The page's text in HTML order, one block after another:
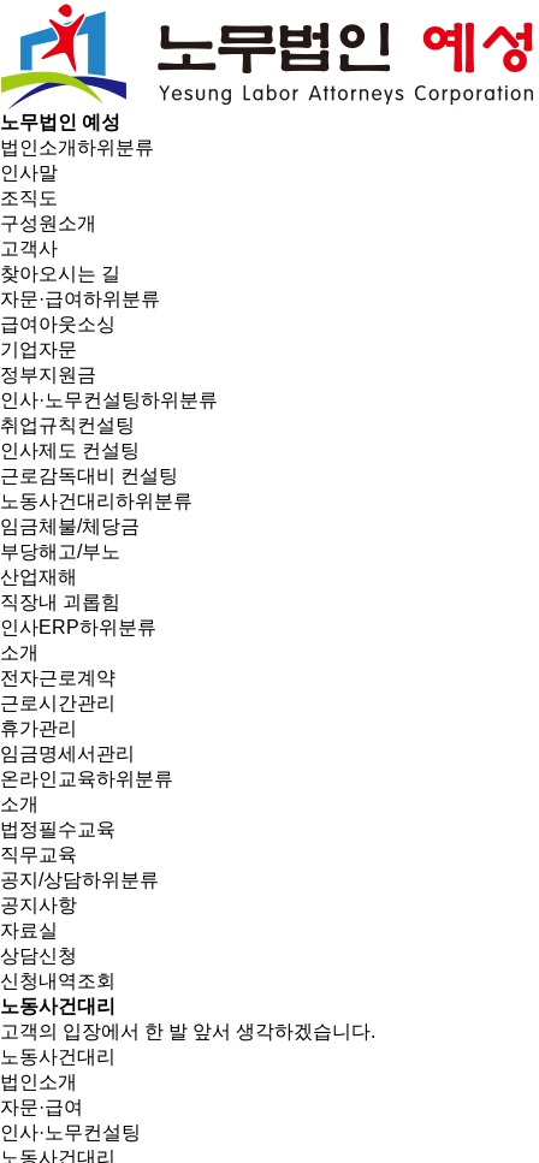
노무법인 예성
법인소개하위분류
인사말
조직도
구성원소개
고객사
찾아오시는 길
자문·급여하위분류
급여아웃소싱
기업자문
정부지원금
인사·노무컨설팅하위분류
취업규칙컨설팅
인사제도 컨설팅
근로감독대비 컨설팅
노동사건대리 하위분류
임금체불/체당금
부당해고/부노
산업재해
직장내 괴롭힘
인사ERP하위분류
소개
전자근로계약
근로시간관리
휴가관리
임금명세서관리
온라인교육하위분류
소개
법정필수교육
직무교육
공지/상담하위분류
공지사항
자료실
상담신청
신청내역조회
노동사건대리
고객의 입장에서 한 발 앞서 생각하겠습니다.
노동사건대리
법인소개
자문·급여
인사·노무컨설팅
노동사건대리